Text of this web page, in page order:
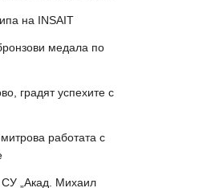
на INSAIT
медала по
градят успехите с
работата с
СУ „Акад. Михаил